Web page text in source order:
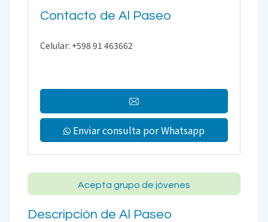
Contacto de Al Paseo
Celular: +598 91 463662
Enviar consulta por Whatsapp
Acepta grupo de jóvenes
Descripción de Al Paseo